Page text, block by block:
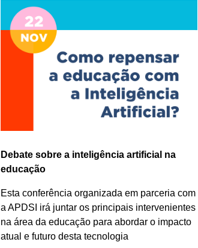
Debate sobre a inteligência artificial na
educação
Esta conferência organizada em parceria com
a APDSI irá juntar os principais intervenientes
na área da educação para abordar o impacto
atual e futuro desta tecnologia